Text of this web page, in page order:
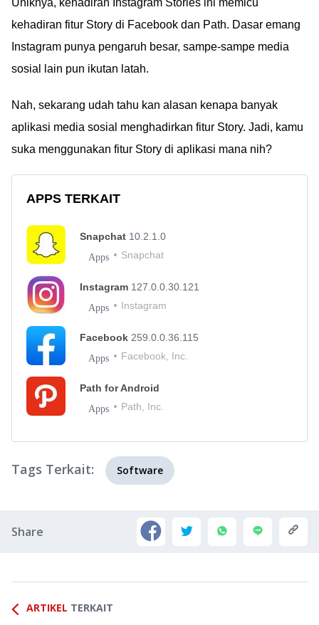
Uniknya, kehadiran Instagram Stories ini memicu
kehadiran fitur Story di Facebook dan Path. Dasar emang
Instagram punya pengaruh besar, sampe-sampe media
sosial lain pun ikutan latah.
Nah, sekarang udah tahu kan alasan kenapa banyak
aplikasi media sosial menghadirkan fitur Story. Jadi, kamu
suka menggunakan fitur Story di aplikasi mana nih?
APPS TERKAIT
Snapchat 10.2.1.0
Apps Snapchat
Instagram 127.0.0.30.121
Apps Instagram
Facebook 259.0.0.36.115
Apps Facebook, Inc.
Path for Android
Apps Path, Inc.
Tags Terkait: Software
Share
ARTIKEL TERKAIT